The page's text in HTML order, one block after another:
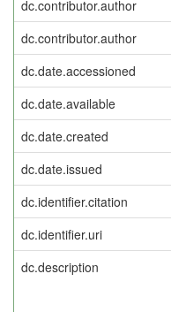
dc.contributor.author
dc.contributor.author
dc.date.accessioned
dc.date.available
dc.date.created
dc.date.issued
dc.identifier.citation
dc.identifier.uri
dc.description